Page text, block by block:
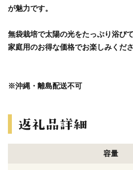
が魅力です。
無袋栽培で太陽の光をたっぷり浴び
家庭用のお得な価格でお楽しみくださ
※沖縄・離島配送不可
容量